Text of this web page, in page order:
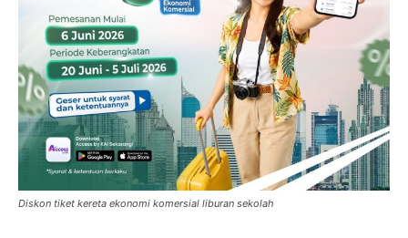
Diskon tiket kereta ekonomi komersial liburan sekolah